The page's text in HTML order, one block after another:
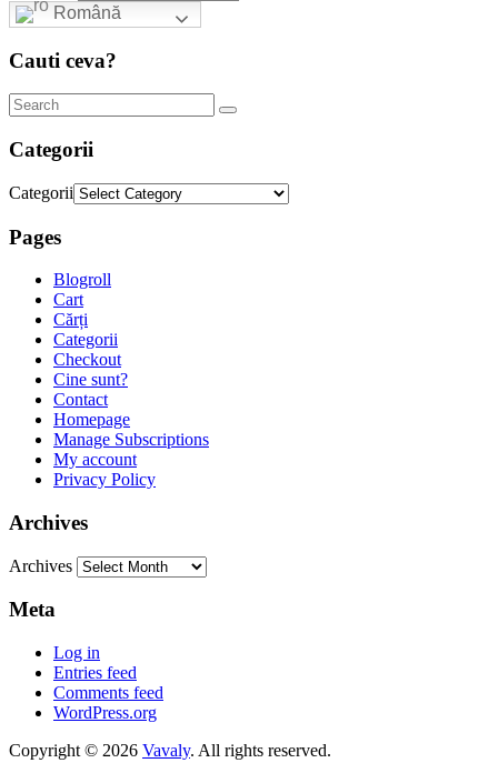
Română
Cauti ceva?
Categorii
Categorii
Pages
Blogroll
Cart
Cărți
Categorii
Checkout
Cine sunt?
Contact
Homepage
Manage Subscriptions
My account
Privacy Policy
Archives
Archives
Meta
Log in
Entries feed
Comments feed
WordPress.org
Copyright © 2026 Vavaly. All rights reserved.